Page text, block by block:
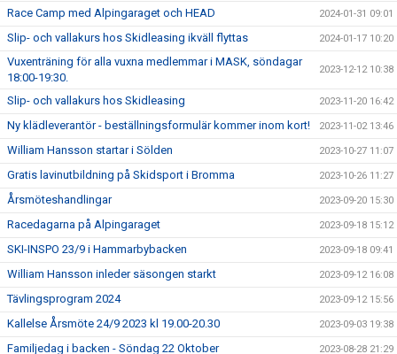
Race Camp med Alpingaraget och HEAD 2024-01-31 09:01
Slip- och vallakurs hos Skidleasing ikväll flyttas 2024-01-17 10:20
Vuxenträning för alla vuxna medlemmar i MASK, söndagar
18:00-19:30.
2023-12-12 10:38
Slip- och vallakurs hos Skidleasing 2023-11-20 16:42
Ny klädleverantör - beställningsformulär kommer inom kort! 2023-11-02 13:46
William Hansson startar i Sölden 2023-10-27 11:07
Gratis lavinutbildning på Skidsport i Bromma 2023-10-26 11:27
Årsmöteshandlingar 2023-09-20 15:30
Racedagarna på Alpingaraget 2023-09-18 15:12
SKI-INSPO 23/9 i Hammarbybacken 2023-09-18 09:41
William Hansson inleder säsongen starkt 2023-09-12 16:08
Tävlingsprogram 2024 2023-09-12 15:56
Kallelse Årsmöte 24/9 2023 kl 19.00-20.30 2023-09-03 19:38
Familjedag i backen - Söndag 22 Oktober 2023-08-28 21:29